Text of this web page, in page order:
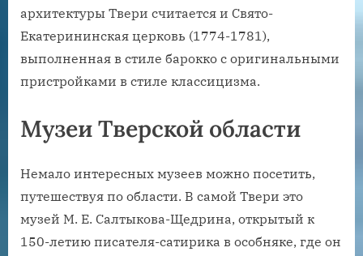
архитектуры Твери считается и Свято-
Екатерининская церковь (1774-1781),
выполненная в стиле барокко с оригинальными
пристройками в стиле классицизма.
Музеи Тверской области
Немало интересных музеев можно посетить,
путешествуя по области. В самой Твери это
музей М. Е. Салтыкова-Щедрина, открытый к
150-летию писателя-сатирика в особняке, где он